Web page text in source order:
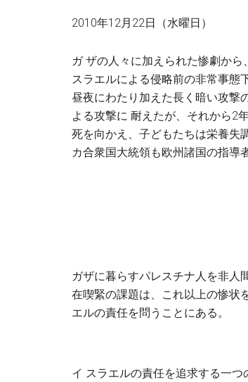
2010年12月22日（水曜日）
ガ ザの人々に加えられた惨劇か
スラエルによる侵略前の非常事態
昼夜にわたり加えた長く暗い攻撃
よる攻撃に 耐えたが、それから2
死を向かえ、子どもたちは栄養失
カ合衆国大統領も欧州諸国の指導
ガザに暮らすパレスチナ人を非人
在喫緊の課題は、これ以上の惨状
エルの責任を問うことにある。
イ スラエルの責任を追求する一